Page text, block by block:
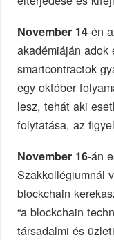
November 14-én
akadémiáján
smartcontractok
egy október
lesz, tehát aki
folytatása, az
November 16-án
Szakkollégiumnál
blockchain
“a blockchain
társadalmi és